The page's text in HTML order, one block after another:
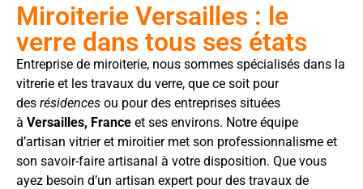
Miroiterie Versailles : le
verre dans tous ses états
Entreprise de miroiterie, nous sommes spécialisés dans la
vitrerie et les travaux du verre, que ce soit pour
des résidences ou pour des entreprises situées
à Versailles, France et ses environs. Notre équipe
d’artisan vitrier et miroitier met son professionnalisme et
son savoir-faire artisanal à votre disposition. Que vous
ayez besoin d’un artisan expert pour des travaux de